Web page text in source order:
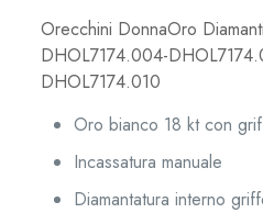
Orecchini DonnaOro
DHOL7174.004-
DHOL7174.010
Oro bianco 18 kt con
Incassatura manuale
Diamantatura interno